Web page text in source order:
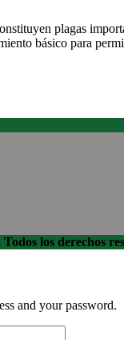
plagas
básico para
los derechos
and your password.